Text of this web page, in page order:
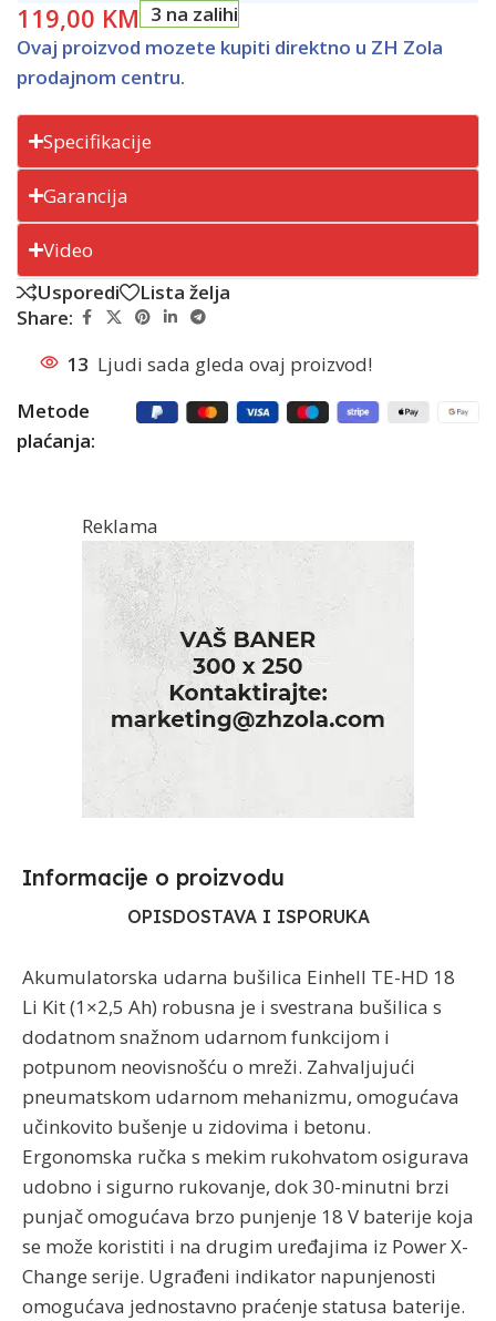
119,00 KM 3 na zalihi
Ovaj proizvod mozete kupiti direktno u ZH Zola
prodajnom centru.
Specifikacije
Garancija
Video
Usporedi
Lista želja
Share:
13 Ljudi sada gleda ovaj proizvod!
Metode
plaćanja:
Reklama
Informacije o proizvodu​
OPISDOSTAVA I ISPORUKA
Akumulatorska udarna bušilica Einhell TE-HD 18
Li Kit (1×2,5 Ah) robusna je i svestrana bušilica s
dodatnom snažnom udarnom funkcijom i
potpunom neovisnošću o mreži. Zahvaljujući
pneumatskom udarnom mehanizmu, omogućava
učinkovito bušenje u zidovima i betonu.
Ergonomska ručka s mekim rukohvatom osigurava
udobno i sigurno rukovanje, dok 30-minutni brzi
punjač omogućava brzo punjenje 18 V baterije koja
se može koristiti i na drugim uređajima iz Power X-
Change serije. Ugrađeni indikator napunjenosti
omogućava jednostavno praćenje statusa baterije.